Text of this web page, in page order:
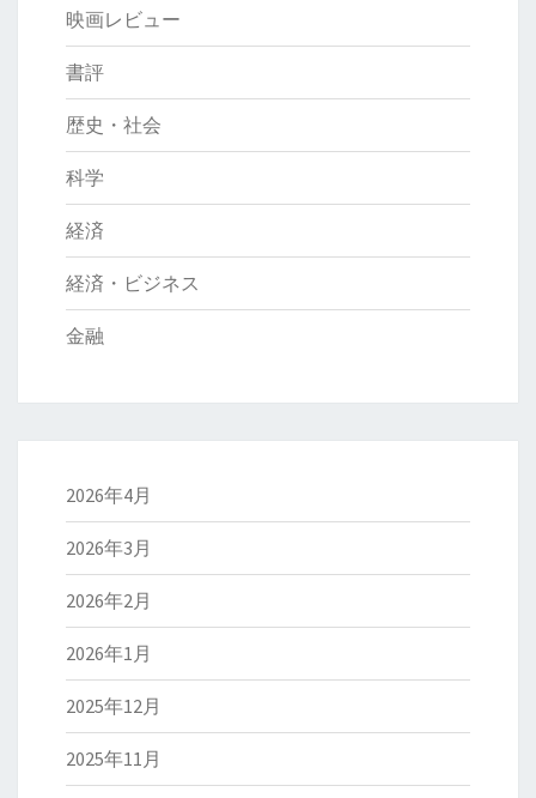
映画レビュー
書評
歴史・社会
科学
経済
経済・ビジネス
金融
2026年4月
2026年3月
2026年2月
2026年1月
2025年12月
2025年11月